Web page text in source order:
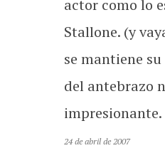
actor como lo
Stallone. (y
se mantiene
del antebrazo
24 de abril de 2007